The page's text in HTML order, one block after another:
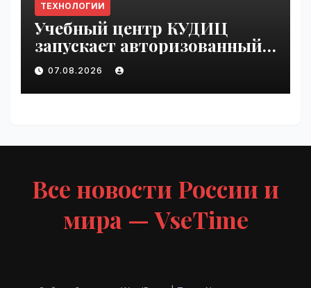
ТЕХНОЛОГИИ
Учебный центр КУДИЦ
запускает авторизованный
курс по
администрированию Mind
Migrate#guest | VseTime.ru
07.08.2026
Все новости России и
мира — VseTime